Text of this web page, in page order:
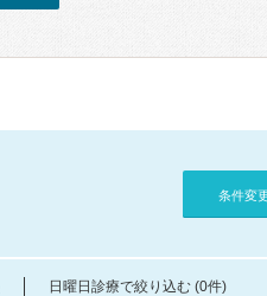
条件変
日曜日診療で絞り込む (0件)